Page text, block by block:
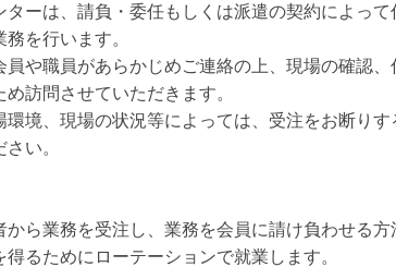
ターは、請負・委任もしくは派遣の契約によっ
を行います。
や職員があらかじめご連絡の上、現場の確認、
訪問させていただきます。
境、現場の状況等によっては、受注をお断りす
い。
から業務を受注し、業務を会員に請け負わせる方
得るためにローテーションで就業します。